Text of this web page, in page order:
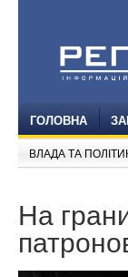
ГОЛОВНА
ВЛАДА ТА
На